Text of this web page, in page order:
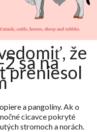
že
sa na
preniesol
a pangolíny. Ak o
cicavce pokryté
stromoch a norách.